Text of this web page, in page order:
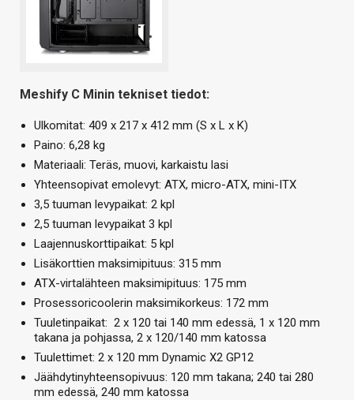
Meshify C Minin tekniset tiedot:
Ulkomitat: 409 x 217 x 412 mm (S x L x K)
Paino: 6,28 kg
Materiaali: Teräs, muovi, karkaistu lasi
Yhteensopivat emolevyt: ATX, micro-ATX, mini-ITX
3,5 tuuman levypaikat: 2 kpl
2,5 tuuman levypaikat 3 kpl
Laajennuskorttipaikat: 5 kpl
Lisäkorttien maksimipituus: 315 mm
ATX-virtalähteen maksimipituus: 175 mm
Prosessoricoolerin maksimikorkeus: 172 mm
Tuuletinpaikat: 2 x 120 tai 140 mm edessä, 1 x 120 mm
takana ja pohjassa, 2 x 120/140 mm katossa
Tuulettimet: 2 x 120 mm Dynamic X2 GP12
Jäähdytinyhteensopivuus: 120 mm takana; 240 tai 280
mm edessä, 240 mm katossa